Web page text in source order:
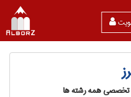
تخصصی همه رشته ها